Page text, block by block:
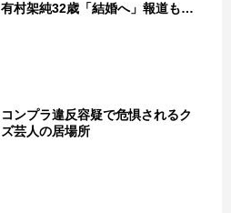
有村架純32歳「結婚へ」報道も…
コンプラ違反容疑で危惧されるク
ズ芸人の居場所